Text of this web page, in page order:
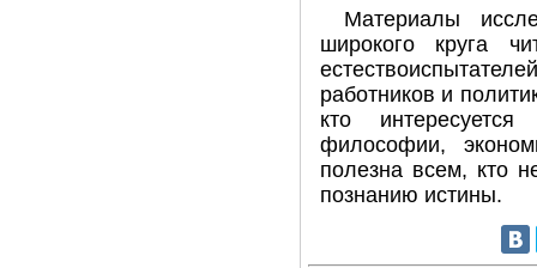
Материалы
широкого круга
работников и
кто интересуется
философии,
полезна всем, кто
познанию истины.